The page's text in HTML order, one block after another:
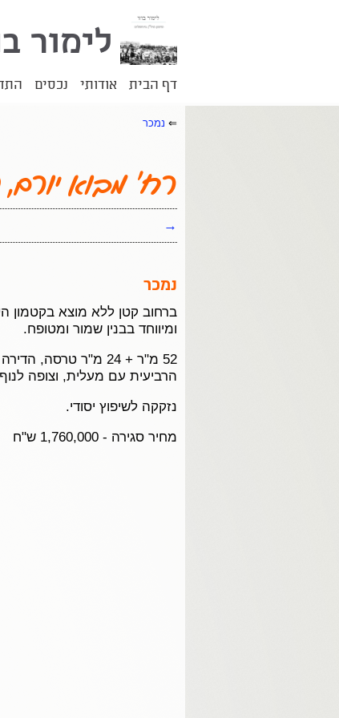
לימור
דף הבית אודותי נכסים
⇐ נמכר
רח' מבוא
→
נמכר
ברחוב קטן ללא מוצא בקטמון
ומיווחד בבנין שמור ומטופח.
52 מ"ר + 24 מ"ר טרסה,
הרביעית עם מעלית, וצופה
נזקקה לשיפוץ יסודי.
מחיר סגירה - 1,760,000 ש"ח